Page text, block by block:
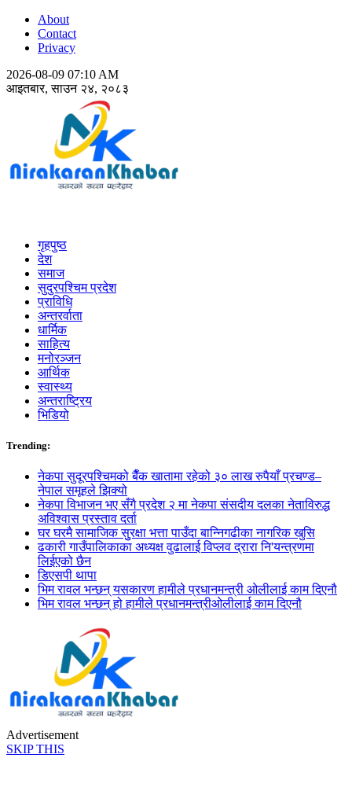
About
Contact
Privacy
2026-08-09 07:10 AM
आइतबार, साउन २४, २०८३
गृहपुष्ठ
देश
समाज
सुदुरपश्चिम प्रदेश
प्राविधि
अन्तरर्वाता
धार्मिक
साहित्य
मनोरञ्जन
आर्थिक
स्वास्थ्य
अन्तराष्ट्रिय
भिडियो
Trending:
नेकपा सुदूरपश्चिमको बैँक खातामा रहेको ३० लाख रुपैयाँ प्रचण्ड–
नेपाल समूहले झिक्य‍ो
नेकपा विभाजन भए सँगै प्रदेश २ मा नेकपा संसदीय दलका नेताविरुद्ध
अविश्वास प्रस्ताव दर्ता
घर घरमै सामाजिक सुुरक्षा भत्ता पाउँदा बान्निगढीका नागरिक खुसि
ढकारी गाउँपालिकाका अध्यक्ष वुढालाई विप्लव द्रारा नि'यन्त्रणमा
लिईएको छैन
डिएसपी थापा
भिम रावल भन्छन् यसकारण हामीले प्रधानमन्त्री ओलीलाई काम दिएनौ
भिम रावल भन्छन् हो हामीले प्रधानमन्त्रीओलीलाई काम दिएनौ
Advertisement
SKIP THIS